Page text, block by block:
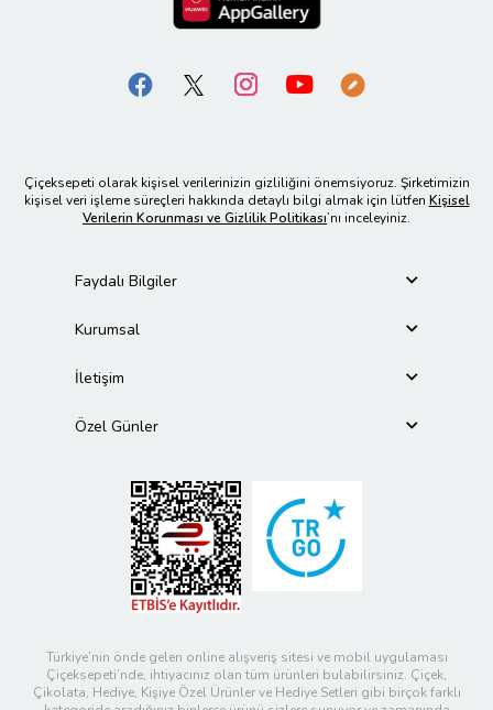
Çiçeksepeti olarak kişisel verilerinizin gizliliğini önemsiyoruz. Şirketimizin
kişisel veri işleme süreçleri hakkında detaylı bilgi almak için lütfen Kişisel
Verilerin Korunması ve Gizlilik Politikası’nı inceleyiniz.
Faydalı Bilgiler
Kurumsal
İletişim
Özel Günler
Türkiye’nin önde gelen online alışveriş sitesi ve mobil uygulaması
Çiçeksepeti’nde, ihtiyacınız olan tüm ürünleri bulabilirsiniz. Çiçek,
Çikolata, Hediye, Kişiye Özel Ürünler ve Hediye Setleri gibi birçok farklı